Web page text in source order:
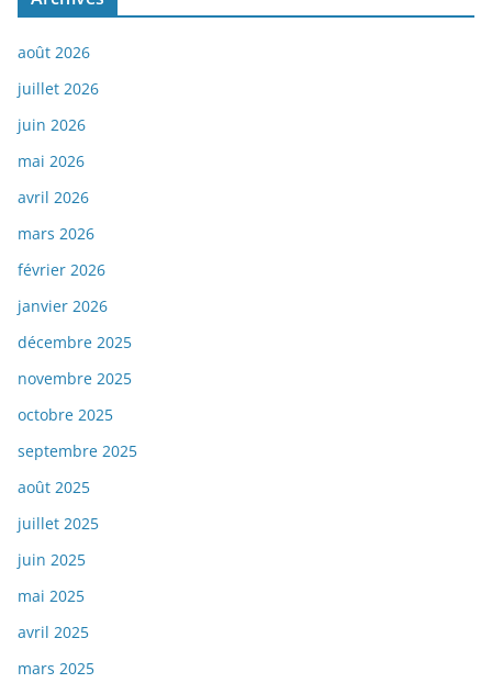
août 2026
juillet 2026
juin 2026
mai 2026
avril 2026
mars 2026
février 2026
janvier 2026
décembre 2025
novembre 2025
octobre 2025
septembre 2025
août 2025
juillet 2025
juin 2025
mai 2025
avril 2025
mars 2025